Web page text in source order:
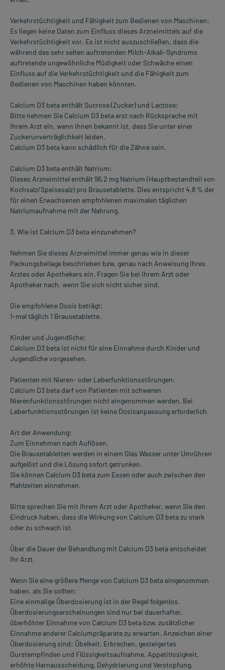
Verkehrstüchtigkeit und Fähigkeit zum Bedienen von Maschinen:
Es liegen keine Daten zum Einfluss dieses Arzneimittels auf die
Verkehrstüchtigkeit vor. Es ist nicht auszuschließen, dass die
während des sehr selten auftretenden Milch-Alkali-Syndroms
auftretende ungewöhnliche Müdigkeit oder Schwäche einen
Einfluss auf die Verkehrstüchtigkeit und die Fähigkeit zum
Bedienen von Maschinen haben könnten.
Calcium D3 beta enthält Sucrose (Zucker) und Lactose:
Bitte nehmen Sie Calcium D3 beta erst nach Rücksprache mit
Ihrem Arzt ein, wenn Ihnen bekannt ist, dass Sie unter einer
Zuckerunverträglichkeit leiden.
Calcium D3 beta kann schädlich für die Zähne sein.
Calcium D3 beta enthält Natrium:
Dieses Arzneimittel enthält 96,2 mg Natrium (Hauptbestandteil von
Kochsalz/Speisesalz) pro Brausetablette. Dies entspricht 4,8 % der
für einen Erwachsenen empfohlenen maximalen täglichen
Natriumaufnahme mit der Nahrung.
3. Wie ist Calcium D3 beta einzunehmen?
Nehmen Sie dieses Arzneimittel immer genau wie in dieser
Packungsbeilage beschrieben bzw. genau nach Anweisung Ihres
Arztes oder Apothekers ein. Fragen Sie bei Ihrem Arzt oder
Apotheker nach, wenn Sie sich nicht sicher sind.
Die empfohlene Dosis beträgt:
1-mal täglich 1 Brausetablette.
Kinder und Jugendliche:
Calcium D3 beta ist nicht für eine Einnahme durch Kinder und
Jugendliche vorgesehen.
Patienten mit Nieren- oder Leberfunktionsstörungen:
Calcium D3 beta darf von Patienten mit schweren
Nierenfunktionsstörungen nicht eingenommen werden. Bei
Leberfunktionsstörungen ist keine Dosisanpassung erforderlich.
Art der Anwendung:
Zum Einnehmen nach Auflösen.
Die Brausetabletten werden in einem Glas Wasser unter Umrühren
aufgelöst und die Lösung sofort getrunken.
Sie können Calcium D3 beta zum Essen oder auch zwischen den
Mahlzeiten einnehmen.
Bitte sprechen Sie mit Ihrem Arzt oder Apotheker, wenn Sie den
Eindruck haben, dass die Wirkung von Calcium D3 beta zu stark
oder zu schwach ist.
Über die Dauer der Behandlung mit Calcium D3 beta entscheidet
Ihr Arzt.
Wenn Sie eine größere Menge von Calcium D3 beta eingenommen
haben, als Sie sollten:
Eine einmalige Überdosierung ist in der Regel folgenlos.
Überdosierungserscheinungen sind nur bei dauerhafter,
überhöhter Einnahme von Calcium D3 beta bzw. zusätzlicher
Einnahme anderer Calciumpräparate zu erwarten. Anzeichen einer
Überdosierung sind: Übelkeit, Erbrechen, gesteigertes
Durstempfinden und Flüssigkeitsaufnahme, Appetitlosigkeit,
erhöhte Harnausscheidung, Dehydrierung und Verstopfung,